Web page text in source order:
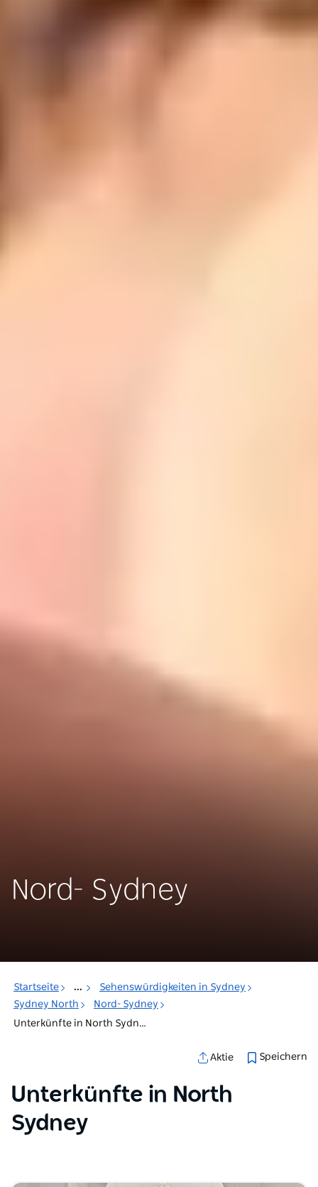
Nord- Sydney
Startseite ...
Sehenswürdigkeiten in Sydney
Sydney North
Nord- Sydney
Unterkünfte in North Sydney
Aktie Speichern
Unterkünfte in North
Sydney